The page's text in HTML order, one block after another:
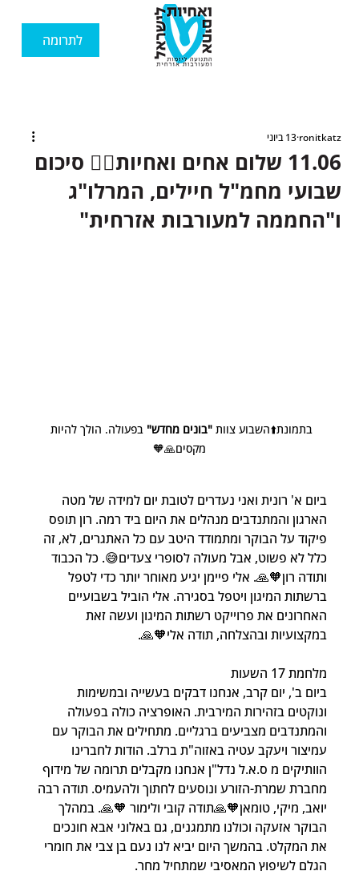
לתרומה
11.06 שלום אחים ואחיות🙋‍♂️ סיכום
שבועי מחמ"ל חיילים, המרלו"ג
ו"החממה למעורבות אזרחית"
ronitkatz13 ביוני
בתמונת⬆️השבוע צוות "בונים מחדש" בפעולה. הולך להיות
מקסים🙏🧡
ביום א' רונית ואני נעדרים לטובת יום למידה של מטה
הארגון והמתנדבים מנהלים את היום ביד רמה. רון תופס
פיקוד על הבוקר ומתמודד היטב עם כל האתגרים, לא, זה
כלל לא פשוט, אבל מעולה לסופרי צעדים😅. כל הכבוד
ותודה רון🧡🙏. אלי פיימן יגיע מאוחר יותר כדי לטפל
ברשתות המיגון ויטפל בסגירה. אלי הוביל בשבועיים
האחרונים את פרוייקט רשתות המיגון ועשה זאת
במקצועיות ובהצלחה, תודה אלי🧡🙏.
מלחמת 17 השעות
ביום ב', יום קרב, אנחנו דבקים בעשייה ובמשימות
ונוקטים בזהירות המירבית. האופרציה כולה בפעולה
והמתנדבים מצביעים ברגליים. מתחילים את הבוקר עם
עמיצור ויעקב עטיה באזוה"ת ברלב. הודות לחברינו
הוותיקים מ ס.א.ל נדל"ן אנחנו מקבלים תרומה של מידוף
מחברת שמרת-הזורע ונוסעים לחתוך ולהעמיס. תודה רבה
יואב, מיקי, טומאן🧡🙏תודה קובי ולימור 🧡🙏. במהלך
הבוקר אזעקה וכולנו מתמגנים, גם באלוני אבא חונכים
את המקלט. בהמשך היום יביא לנו נעם בן צבי את חומרי
הגלם לשיפוץ המאסיבי שמתחיל מחר.